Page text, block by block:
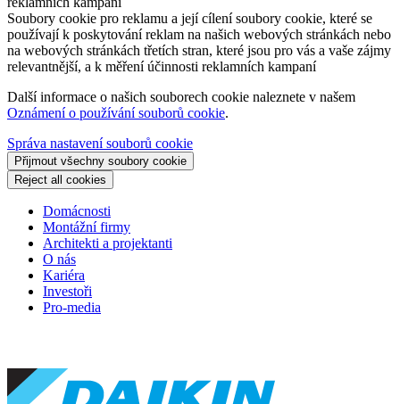
Soubory cookie pro reklamu a její cílenísoubory cookie, které se
používají k poskytování reklam na našich webových stránkách nebo
na webových stránkách třetích stran, které jsou pro vás a vaše zájmy
relevantnější, a k měření účinnosti reklamních kampaní
Další informace o našich souborech cookie naleznete v našem
Oznámení o používání souborů cookie.
Správa nastavení souborů cookie
Přijmout všechny soubory cookie
Reject all cookies
Domácnosti
Montážní firmy
Architekti a projektanti
O nás
Kariéra
Investoři
Pro-media